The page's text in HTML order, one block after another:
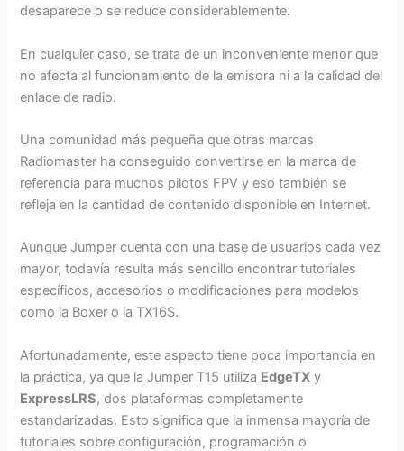
desaparece o se reduce considerablemente.
En cualquier caso, se trata de un inconveniente menor que
no afecta al funcionamiento de la emisora ni a la calidad del
enlace de radio.
Una comunidad más pequeña que otras marcas
Radiomaster ha conseguido convertirse en la marca de
referencia para muchos pilotos FPV y eso también se
refleja en la cantidad de contenido disponible en Internet.
Aunque Jumper cuenta con una base de usuarios cada vez
mayor, todavía resulta más sencillo encontrar tutoriales
específicos, accesorios o modificaciones para modelos
como la Boxer o la TX16S.
Afortunadamente, este aspecto tiene poca importancia en
la práctica, ya que la Jumper T15 utiliza EdgeTX y
ExpressLRS, dos plataformas completamente
estandarizadas. Esto significa que la inmensa mayoría de
tutoriales sobre configuración, programación o